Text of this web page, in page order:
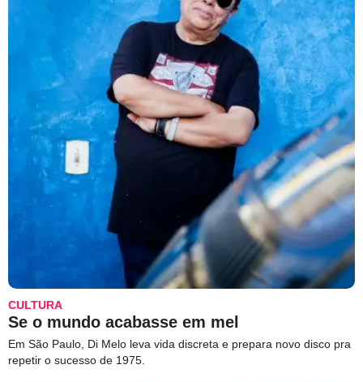
CULTURA
Se o mundo acabasse em mel
Em São Paulo, Di Melo leva vida discreta e prepara novo disco pra
repetir o sucesso de 1975.